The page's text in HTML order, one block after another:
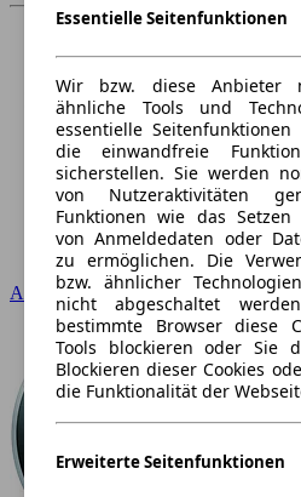
Audi
Essentielle Seitenfunktionen
Wir bzw. diese Anbieter
ähnliche Tools und
essentielle
die einwandfreie
sicherstellen. Sie werden
von Nutzeraktivitäten
Funktionen wie das
von Anmeldedaten oder
zu ermöglichen. Die
bzw. ähnlicher
nicht abgeschaltet
bestimmte Browser diese
Tools blockieren oder Sie
Blockieren dieser Cookies
die Funktionalität der
Erweiterte Seitenfunktionen